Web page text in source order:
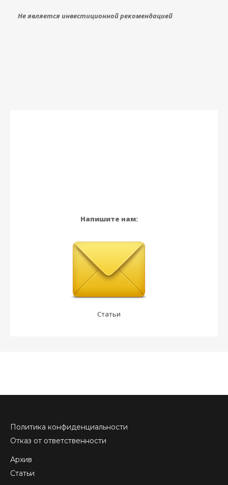
Не является инвестиционной рекомендацией
Напишите нам:
Статьи
Политика конфиденциальности
Отказ от ответственности
Архив
Статьи